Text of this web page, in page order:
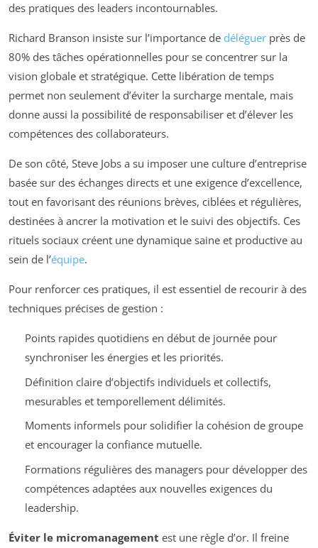
des pratiques des leaders incontournables.
Richard Branson insiste sur l’importance de déléguer près de
80% des tâches opérationnelles pour se concentrer sur la
vision globale et stratégique. Cette libération de temps
permet non seulement d’éviter la surcharge mentale, mais
donne aussi la possibilité de responsabiliser et d’élever les
compétences des collaborateurs.
De son côté, Steve Jobs a su imposer une culture d’entreprise
basée sur des échanges directs et une exigence d’excellence,
tout en favorisant des réunions brèves, ciblées et régulières,
destinées à ancrer la motivation et le suivi des objectifs. Ces
rituels sociaux créent une dynamique saine et productive au
sein de l’équipe.
Pour renforcer ces pratiques, il est essentiel de recourir à des
techniques précises de gestion :
Points rapides quotidiens en début de journée pour
synchroniser les énergies et les priorités.
Définition claire d’objectifs individuels et collectifs,
mesurables et temporellement délimités.
Moments informels pour solidifier la cohésion de groupe
et encourager la confiance mutuelle.
Formations régulières des managers pour développer des
compétences adaptées aux nouvelles exigences du
leadership.
Éviter le micromanagement est une règle d’or. Il freine